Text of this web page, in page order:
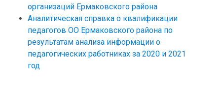
организаций Ермаковского района
Аналитическая справка о квалификации
педагогов ОО Ермаковского района по
результатам анализа информации о
педагогических работниках за 2020 и 2021
год